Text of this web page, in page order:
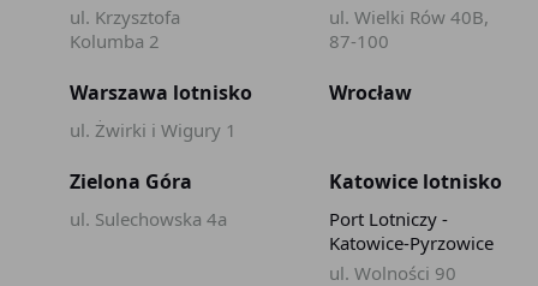
ul. Krzysztofa
Kolumba 2
ul. Wielki Rów 40B,
87-100
Warszawa lotnisko
ul. Żwirki i Wigury 1
Wrocław
Zielona Góra
ul. Sulechowska 4a
Katowice lotnisko
Port Lotniczy -
Katowice-Pyrzowice
ul. Wolności 90